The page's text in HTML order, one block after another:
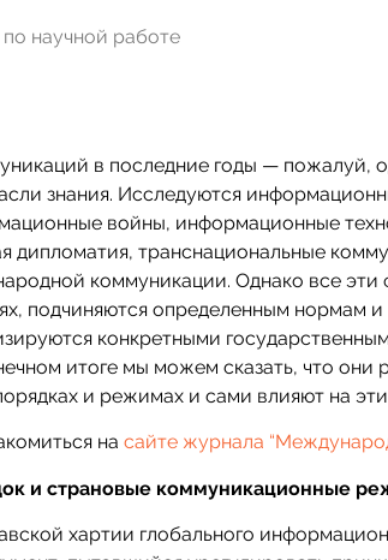
научной работе
в последние годы — пожалуй,
знания. Исследуются
войны, информационные
дипломатия, транснациональные
коммуникации. Однако все эти
подчиняются определенным нормам
конкретными
итоге мы можем сказать, что они
и режимах и сами влияют на
на сайте журнала
и страновые коммуникационные
хартии глобального